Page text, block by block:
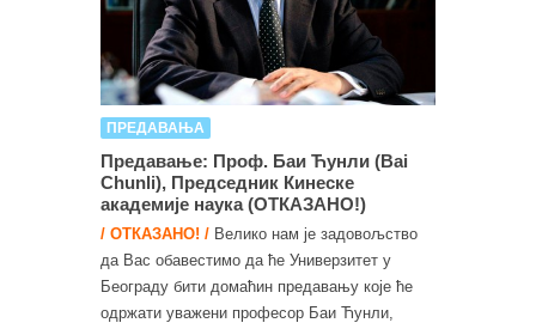
ПРЕДАВАЊА
Предавање: Проф. Баи Ћунли (Bai
Chunli), Председник Кинеске
академије наука (ОТКАЗАНО!)
/ ОТКАЗАНО! / Велико нам је задовољство
да Вас обавестимо да ће Универзитет у
Београду бити домаћин предавању које ће
одржати уважени професор Баи Ћунли,